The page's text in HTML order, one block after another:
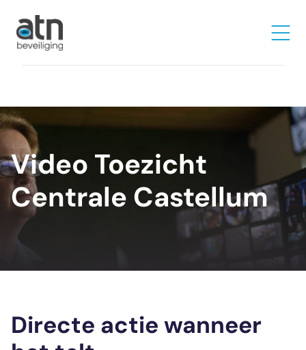
Video Toezicht
Centrale Castellum
Directe actie wanneer